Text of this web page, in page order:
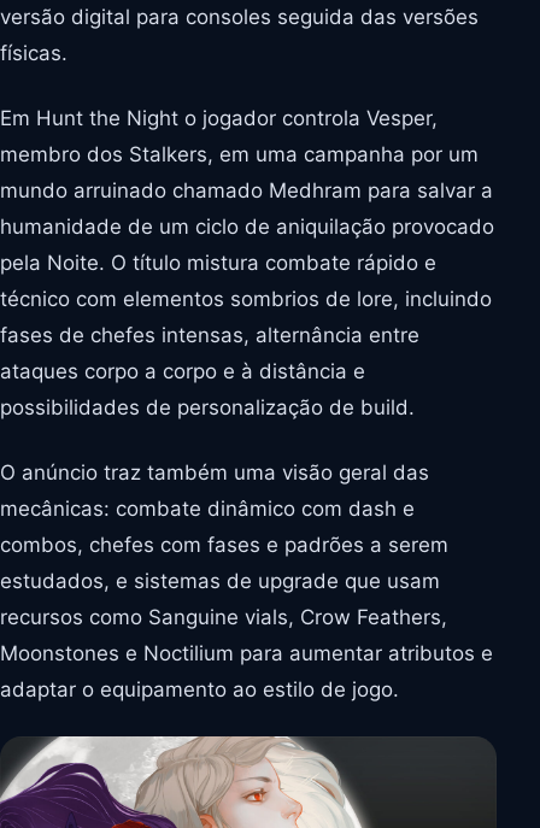
versão digital para consoles seguida das versões
físicas.
Em Hunt the Night o jogador controla Vesper,
membro dos Stalkers, em uma campanha por um
mundo arruinado chamado Medhram para salvar a
humanidade de um ciclo de aniquilação provocado
pela Noite. O título mistura combate rápido e
técnico com elementos sombrios de lore, incluindo
fases de chefes intensas, alternância entre
ataques corpo a corpo e à distância e
possibilidades de personalização de build.
O anúncio traz também uma visão geral das
mecânicas: combate dinâmico com dash e
combos, chefes com fases e padrões a serem
estudados, e sistemas de upgrade que usam
recursos como Sanguine vials, Crow Feathers,
Moonstones e Noctilium para aumentar atributos e
adaptar o equipamento ao estilo de jogo.